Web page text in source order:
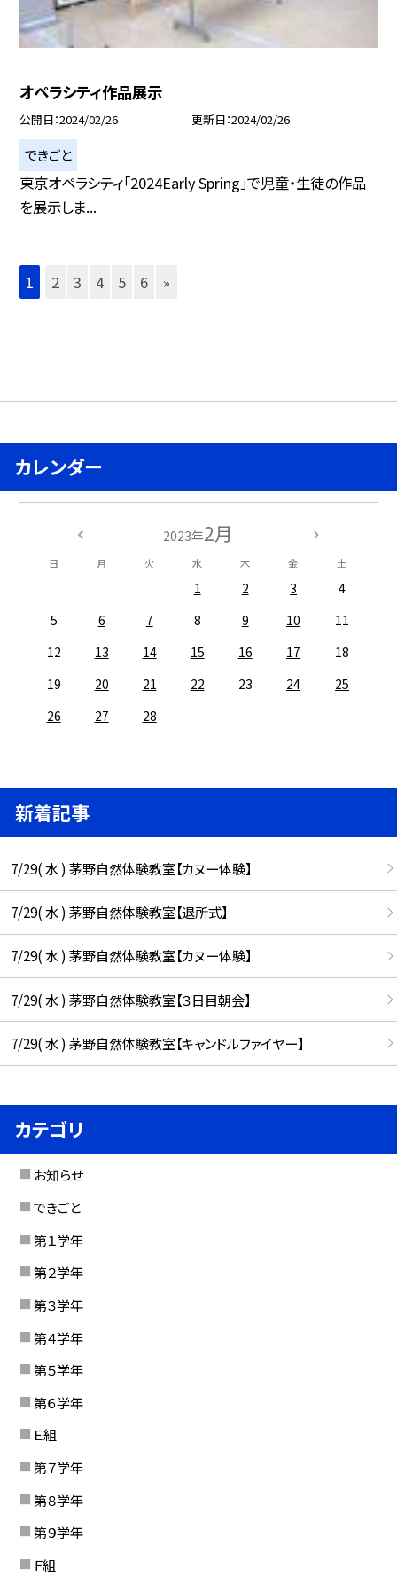
オペラシティ作品展示
公開日 2024/02/26 更新日 2024/02/26
できごと
東京オペラシティ「2024Early Spring」で児童・生徒の作品
を展示しま...
1 2 3 4 5 6 »
カレンダー
2023年2月
日 月 火 水 木 金 土
1 2 3
4
5
6 7 8 9 10
11
12
13 14 15 16 17
18
19
20 21 22 23 24
25
26
27 28
新着記事
7/29( 水 ) 茅野自然体験教室【カヌー体験】
7/29( 水 ) 茅野自然体験教室【退所式】
7/29( 水 ) 茅野自然体験教室【カヌー体験】
7/29( 水 ) 茅野自然体験教室【３日目朝会】
7/29( 水 ) 茅野自然体験教室【キャンドルファイヤー】
カテゴリ
お知らせ
できごと
第１学年
第２学年
第３学年
第４学年
第５学年
第６学年
Ｅ組
第７学年
第８学年
第９学年
Ｆ組